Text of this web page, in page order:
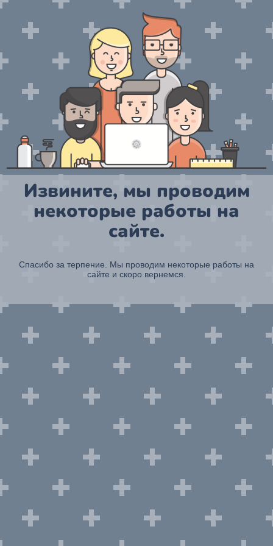
Извините, мы проводим
некоторые работы на
сайте.
Спасибо за терпение. Мы проводим некоторые работы на
сайте и скоро вернемся.